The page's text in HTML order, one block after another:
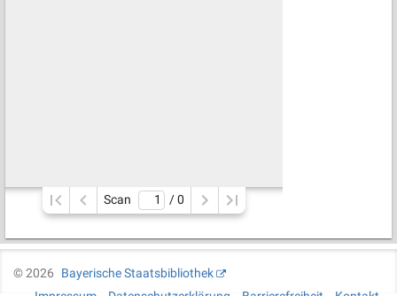
Scan / 0
©2026
Bayerische Staatsbibliothek